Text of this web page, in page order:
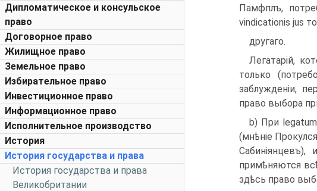
Дипломатическое и консульское
право
Договорное право
Жилищное право
Земельное право
Избирательное право
Инвестиционное право
Информационное право
Исполнительное производство
История
История государства и права
История государства и права
Великобритании
Памфплъ,
vindicationis jus
другаго.
Легатарій,
только
заблужденіи,
право выбора
b) При
(мнѣніе
примѣняются
здѣсь право